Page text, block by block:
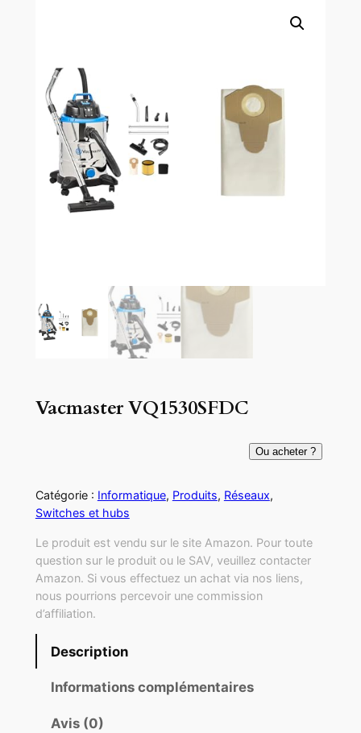
Vacmaster VQ1530SFDC
Ou acheter ?
Catégorie : Informatique, Produits, Réseaux
Switches et hubs
Le produit est vendu sur le site Amazon. Pour toute
question sur le produit ou le SAV, veuillez contacter
Amazon. Si vous effectuez un achat via nos liens,
nous pourrions percevoir une commission
d’affiliation.
Description
Informations complémentaires
Avis (0)